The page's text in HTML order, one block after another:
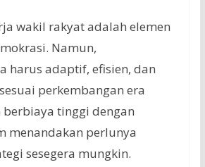
wakil rakyat adalah elemen
Namun,
harus adaptif, efisien, dan
perkembangan era
tinggi dengan
menandakan perlunya
sesegera mungkin.